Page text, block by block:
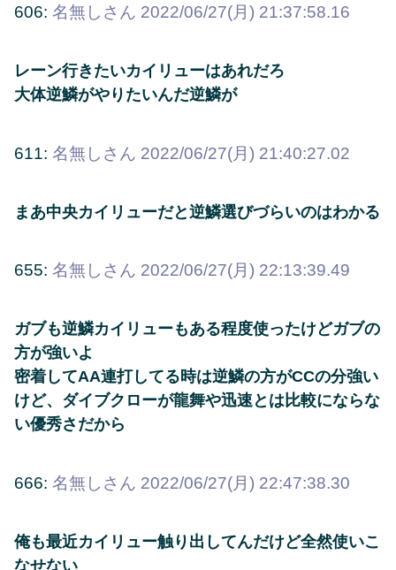
606: 名無しさん 2022/06/27(月) 21:37:58.16
レーン行きたいカイリューはあれだろ
大体逆鱗がやりたいんだ逆鱗が
611: 名無しさん 2022/06/27(月) 21:40:27.02
まあ中央カイリューだと逆鱗選びづらいのはわかる
655: 名無しさん 2022/06/27(月) 22:13:39.49
ガブも逆鱗カイリューもある程度使ったけどガブの
方が強いよ
密着してAA連打してる時は逆鱗の方がCCの分強い
けど、ダイブクローが龍舞や迅速とは比較にならな
い優秀さだから
666: 名無しさん 2022/06/27(月) 22:47:38.30
俺も最近カイリュー触り出してんだけど全然使いこ
なせない